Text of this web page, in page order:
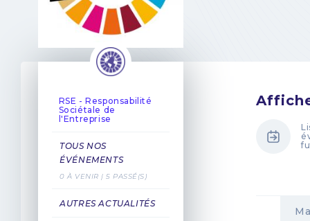
RSE - Responsabilité
Sociétale de
l'Entreprise
TOUS NOS
ÉVÉNEMENTS
0 À VENIR | 5 PASSÉ(S)
AUTRES ACTUALITÉS